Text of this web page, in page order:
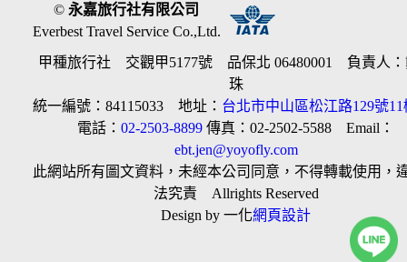
©永嘉旅行社有限公司
Everbest Travel Service Co.,Ltd.
甲種旅行社 交觀甲5177號 品保北 06480001 負責人：
珠
統一編號：84115033 地址： 台北市中山區松江路129號11
電話：02-2503-8899 傳真：02-2502-5588 Email：
ebt.jen@yoyofly.com
此網站所有圖文資料，未經本公司同意，不得轉載使用，
法究責 Allrights Reserved
Design by 一化網頁設計